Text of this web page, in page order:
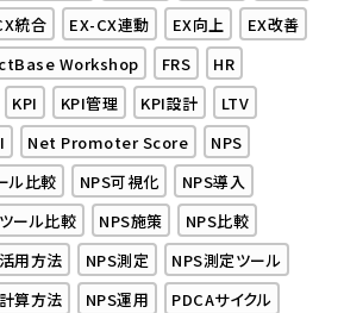
統合 EX-CX連動 EX向上
EX改善
Workshop FRS
HR
KPI KPI管理 KPI設計
LTV
Net Promoter Score
NPS
ル比較 NPS可視化
NPS導入
ール比較 NPS施策
NPS比較
用方法 NPS測定
NPS測定ツール
算方法 NPS運用
PDCAサイクル